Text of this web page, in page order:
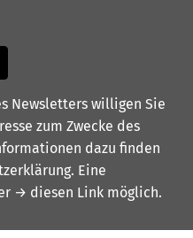
Newsletters willigen Sie
zum Zwecke des
dazu finden
. Eine
→ diesen Link möglich.